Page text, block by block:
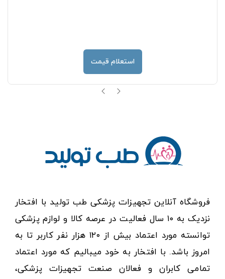
استعلام قیمت
فروشگاه آنلاین تجهیزات پزشکی طب تولید با افتخار
نزدیک به ۱۰ سال فعالیت در عرصه کالا و لوازم پزشکی
توانسته مورد اعتماد بیش از ۱۲۰ هزار نفر کاربر تا به
امروز باشد. با افتخار به خود میبالیم که مورد اعتماد
تمامی کابران و فعالان صنعت تجهیزات پزشکی،